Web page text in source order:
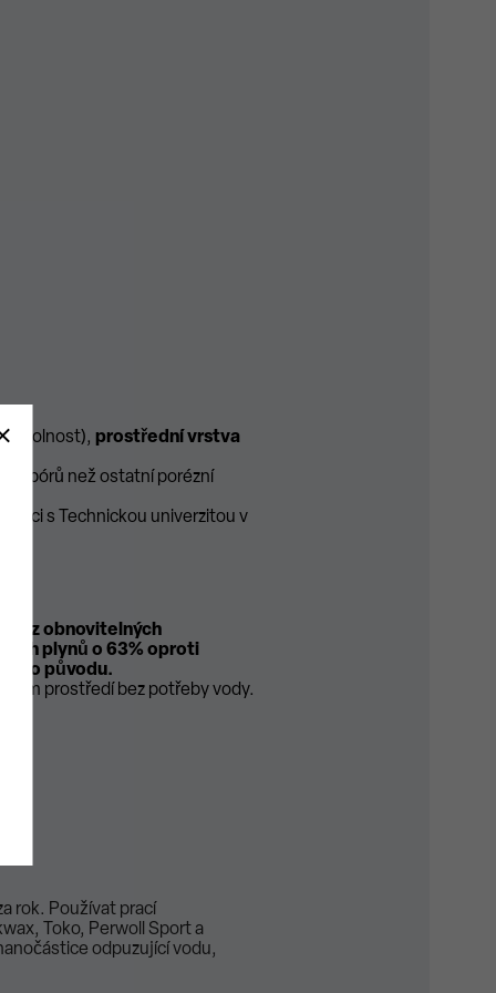
prostřední vrstva
pórů než ostatní porézní
s Technickou univerzitou v
z obnovitelných
plynů o 63% oproti
původu.
prostředí bez potřeby vody.
rok. Používat prací
Toko, Perwoll Sport a
odpuzující vodu,